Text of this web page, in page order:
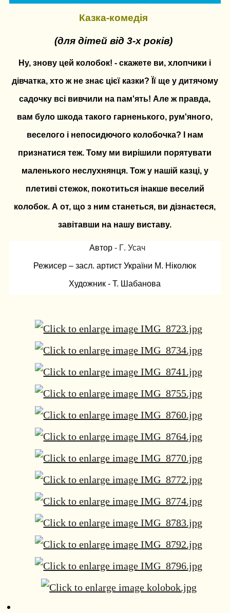
Казка-комедія
(для дітей від 3-х років)
Ну, знову цей колобок! - скажете ви, хлопчики і
дівчатка, хто ж не знає цієї казки? Її ще у дитячому
садочку всі вивчили на пам'ять! Але ж правда,
вам було шкода такого гарненького, рум'яного,
веселого і непосидючого колобочка? І нам
признатися теж. Тому ми вирішили порятувати
маленького неслухнянця. Тож у нашій казці, у
плетиві стежок, покотиться інакше веселий
колобок. А от, що з ним станеться, ви дізнаєтеся,
завітавши на нашу виставу.
Автор- Г. Усач
Режисер – засл. артист України М. Ніколюк
Художник - Т. Шабанова